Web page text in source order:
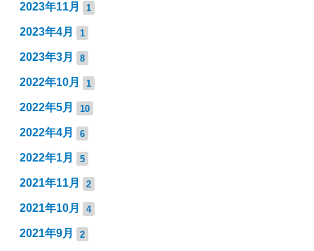
2023年11月 1
2023年4月 1
2023年3月 8
2022年10月 1
2022年5月 10
2022年4月 6
2022年1月 5
2021年11月 2
2021年10月 4
2021年9月 2